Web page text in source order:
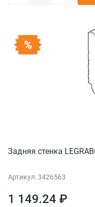
Задняя стенка
Артикул: 3426563
1 149.24 ₽